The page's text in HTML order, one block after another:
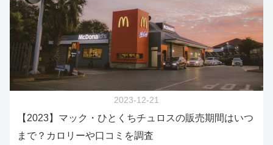
2023-12-21
【2023】マック・ひとくちチュロスの販売期間はいつ
まで？カロリーや口コミを調査